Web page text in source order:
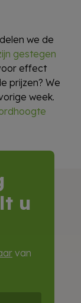
we de
gestegen
effect
prijzen? We
week.
u
van